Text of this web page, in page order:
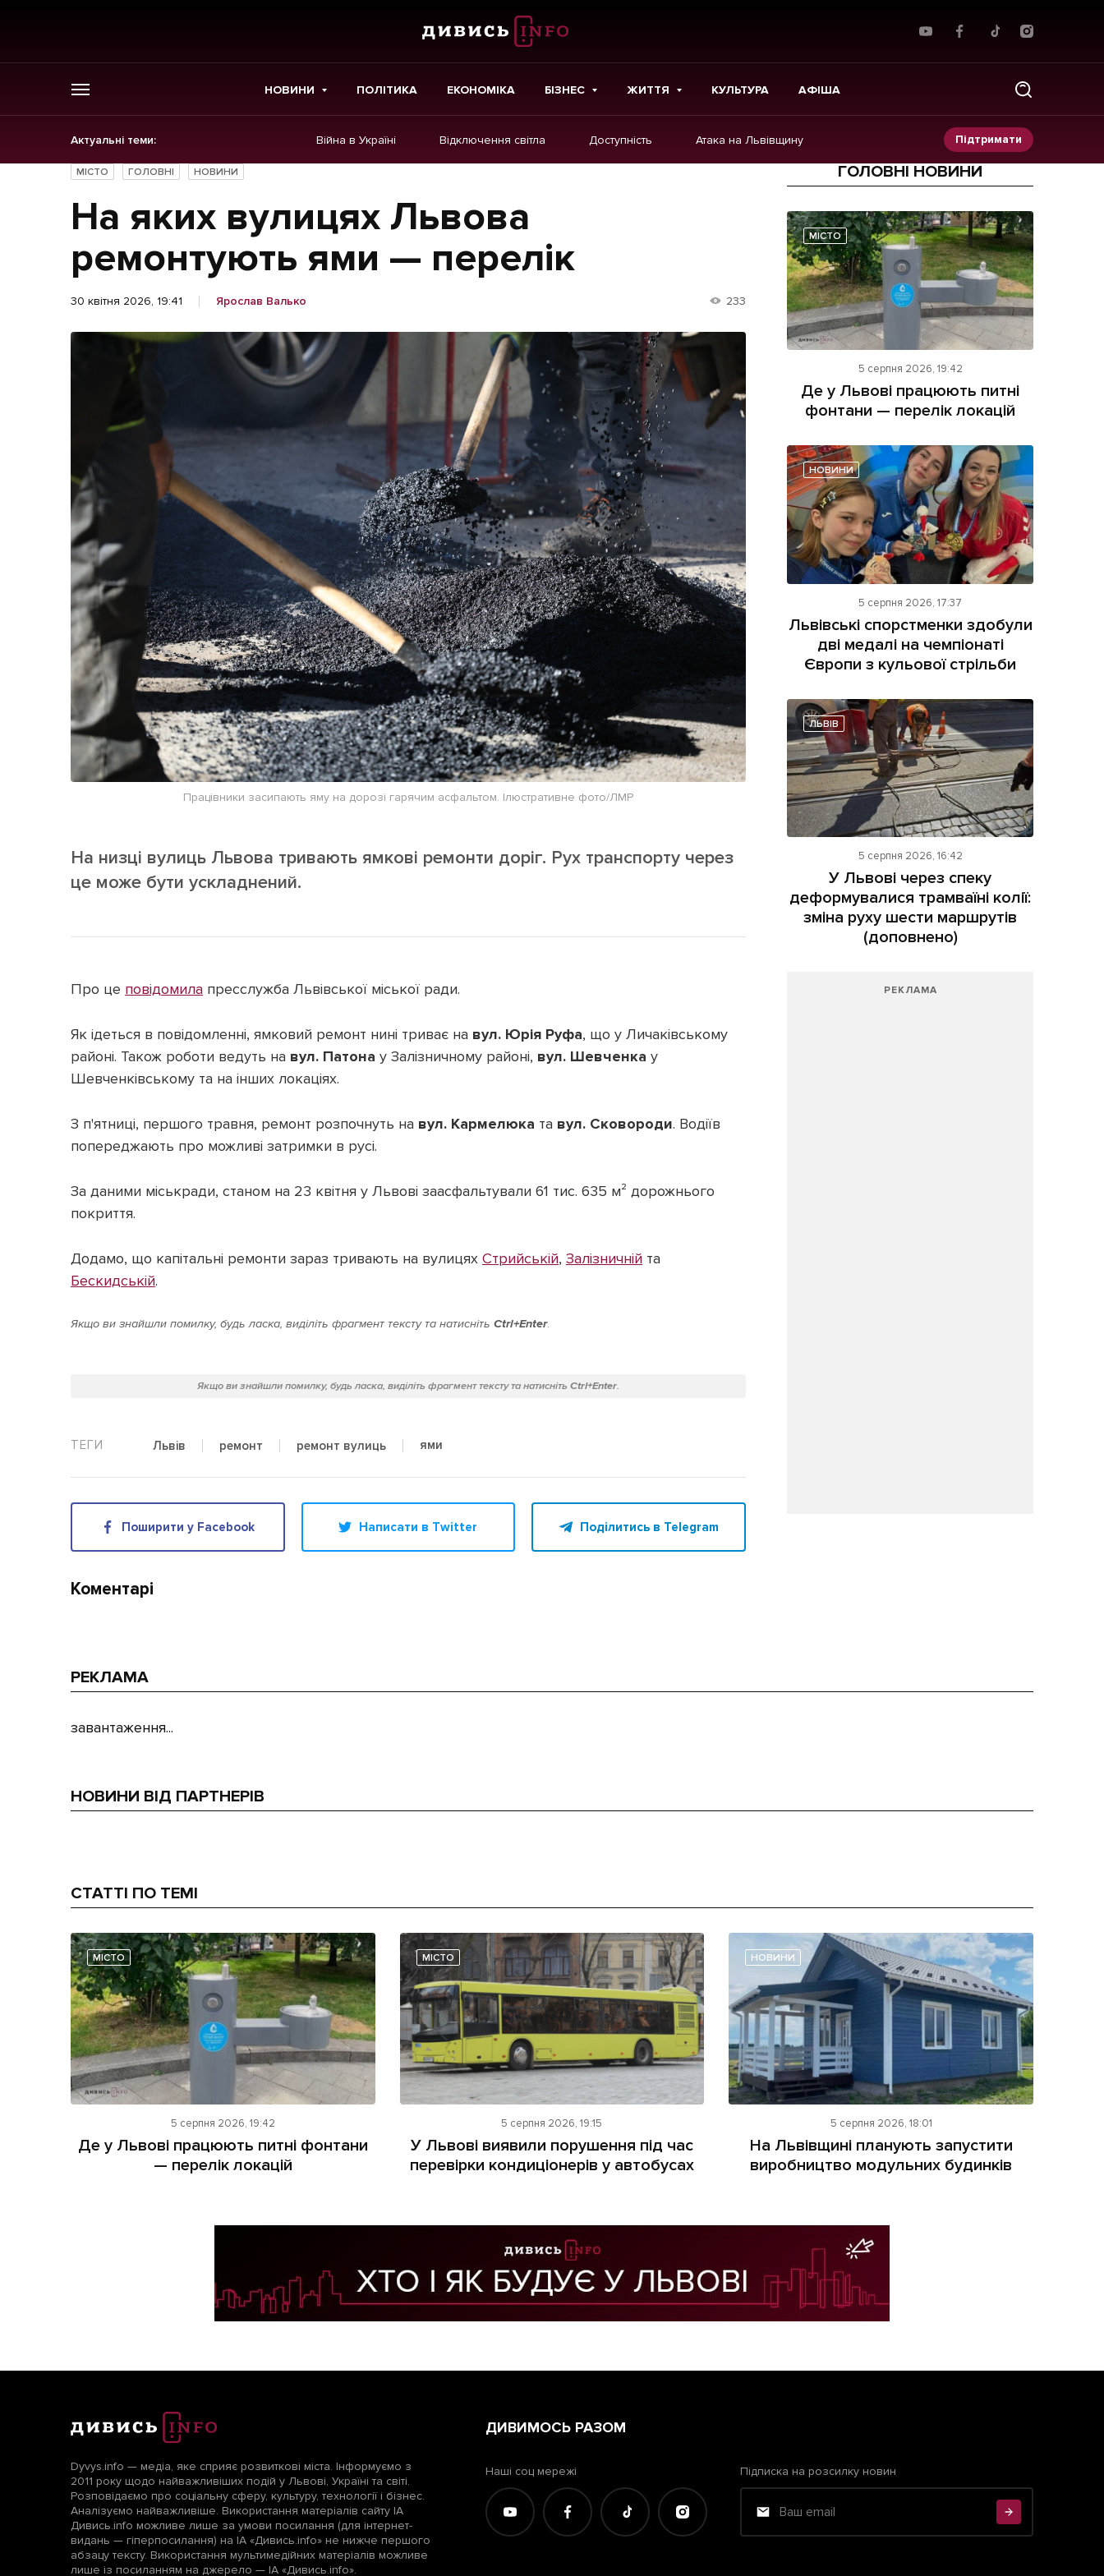
НОВИНИ ПОЛІТИКА ЕКОНОМІКА БІЗНЕС ЖИТТЯ КУЛЬТУРА АФІША
Актуальні теми: Війна в Україні Відключення світла Доступність Атака на Львівщину Підтримати
ГОЛОВНЕ
Новини
Політика
Економіка
Бізнес
Життя
Культура
Афіша
Репортаж
Ініціативи
Лонгріди
Прес-релізи
Фото/Відео
Made in Lviv
[email protected]
Реклама на сайті
Політика конфіденційності
МІСТО ГОЛОВНІ НОВИНИ
На яких вулицях Львова
ремонтують ями — перелік
30 квітня 2026, 19:41 Ярослав Валько 233
Працівники засипають яму на дорозі гарячим асфальтом. Ілюстративне фото/ЛМР
На низці вулиць Львова тривають ямкові ремонти доріг. Рух транспорту через
це може бути ускладнений.
Про це повідомила пресслужба Львівської міської ради.
Як ідеться в повідомленні, ямковий ремонт нині триває на вул. Юрія Руфа, що у Личаківському
районі. Також роботи ведуть на вул. Патона у Залізничному районі, вул. Шевченка у
Шевченківському та на інших локаціях.
З п'ятниці, першого травня, ремонт розпочнуть на вул. Кармелюка та вул. Сковороди. Водіїв
попереджають про можливі затримки в русі.
За даними міськради, станом на 23 квітня у Львові заасфальтували 61 тис. 635 м² дорожнього
покриття.
Додамо, що капітальні ремонти зараз тривають на вулицях Стрийській, Залізничній та
Бескидській.
Якщо ви знайшли помилку, будь ласка, виділіть фрагмент тексту та натисніть Ctrl+Enter.
Якщо ви знайшли помилку, будь ласка, виділіть фрагмент тексту та натисніть Ctrl+Enter.
Львів ремонт ремонт вулиць ями
Поширити у Facebook Написати в Twitter Поділитись в Telegram
Коментарі
ГОЛОВНІ НОВИНИ
МІСТО
5 серпня 2026, 19:42
Де у Львові працюють питні
фонтани — перелік локацій
НОВИНИ
5 серпня 2026, 17:37
Львівські спорстменки здобули
дві медалі на чемпіонаті
Європи з кульової стрільби
ЛЬВІВ
5 серпня 2026, 16:42
У Львові через спеку
деформувалися трамваїні колії:
зміна руху шести маршрутів
(доповнено)
РЕКЛАМА
РЕКЛАМА
завантаження...
НОВИНИ ВІД ПАРТНЕРІВ
СТАТТІ ПО ТЕМІ
МІСТО
5 серпня 2026, 19:42
Де у Львові працюють питні фонтани
— перелік локацій
МІСТО
5 серпня 2026, 19:15
У Львові виявили порушення під час
перевірки кондиціонерів у автобусах
НОВИНИ
5 серпня 2026, 18:01
На Львівщині планують запустити
виробництво модульних будинків
Dyvys.info — медіа, яке сприяє розвиткові міста. Інформуємо з
2011 року щодо найважливіших подій у Львові, Україні та світі.
Розповідаємо про соціальну сферу, культуру, технології і бізнес.
Аналізуємо найважливіше. Використання матеріалів сайту ІА
Дивись.info можливе лише за умови посилання (для інтернет-
видань — гіперпосилання) на ІА «Дивись.info» не нижче першого
абзацу тексту. Використання мультимедійних матеріалів можливе
лише із посиланням на джерело — ІА «Дивись.info».
ДИВИМОСЬ РАЗОМ
Наші соц мережі Підписка на розсилку новин